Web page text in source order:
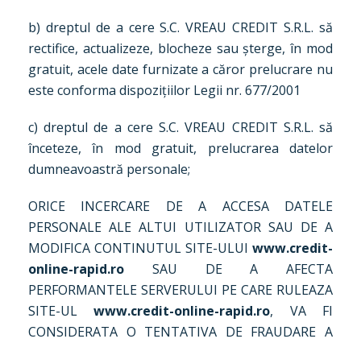
b) dreptul de a cere S.C. VREAU CREDIT S.R.L. să
rectifice, actualizeze, blocheze sau șterge, în mod
gratuit, acele date furnizate a căror prelucrare nu
este conforma dispozițiilor Legii nr. 677/2001
c) dreptul de a cere S.C. VREAU CREDIT S.R.L. să
înceteze, în mod gratuit, prelucrarea datelor
dumneavoastră personale;
ORICE INCERCARE DE A ACCESA DATELE
PERSONALE ALE ALTUI UTILIZATOR SAU DE A
MODIFICA CONTINUTUL SITE-ULUI www.credit-
online-rapid.ro SAU DE A AFECTA
PERFORMANTELE SERVERULUI PE CARE RULEAZA
SITE-ULwww.credit-online-rapid.ro, VA FI
CONSIDERATA O TENTATIVA DE FRAUDARE A